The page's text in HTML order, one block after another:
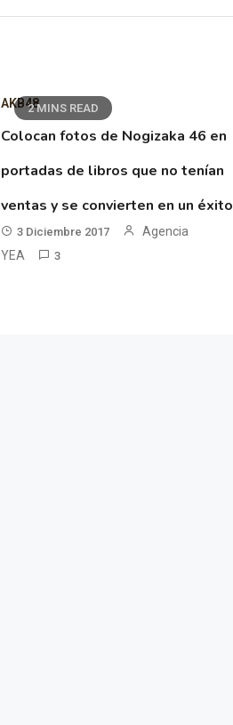
2 MINS READ
AKB48
Colocan fotos de Nogizaka 46 en
portadas de libros que no tenían
ventas y se convierten en un éxito
3 Diciembre 2017
Agencia
YEA
3